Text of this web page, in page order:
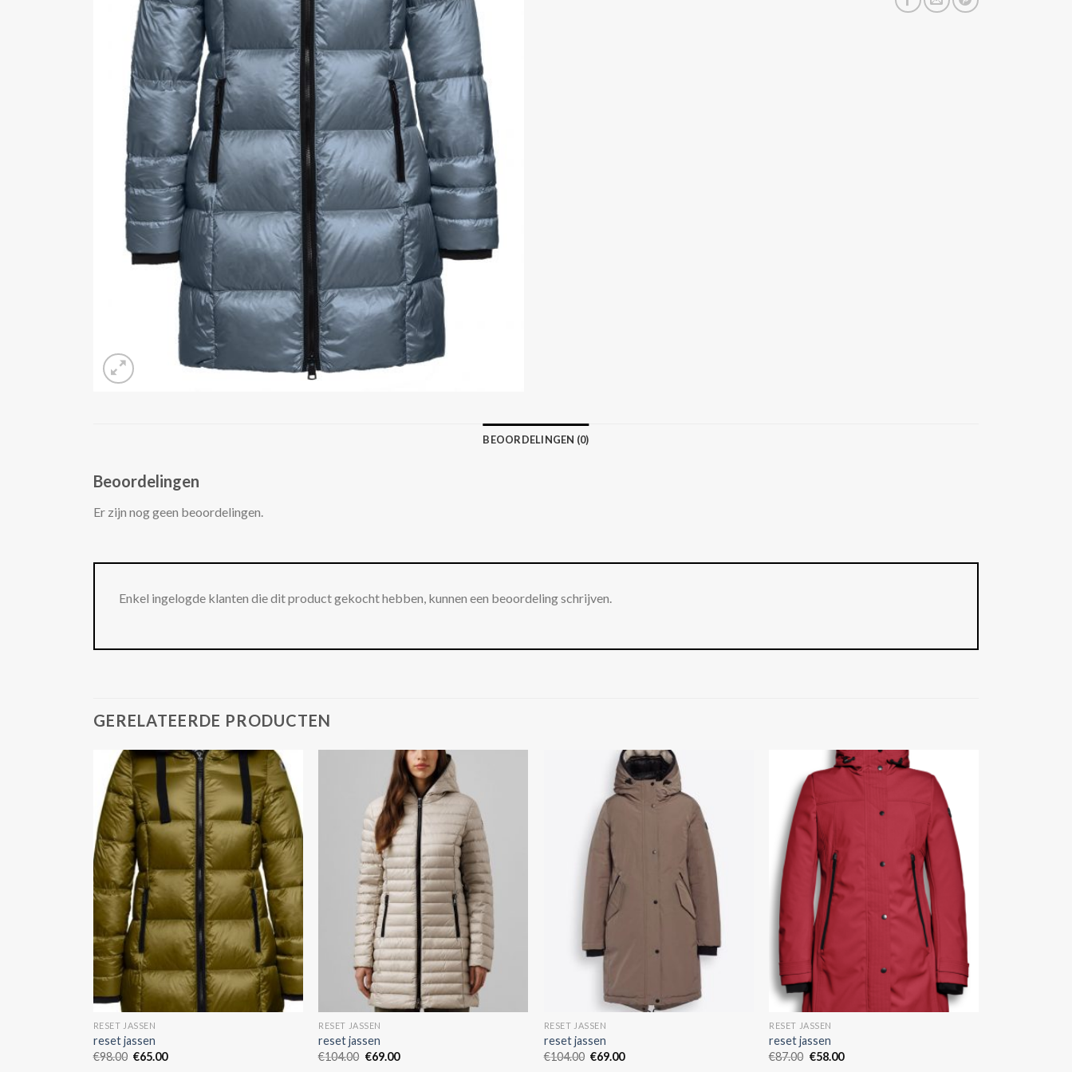
BEOORDELINGEN (0)
Beoordelingen
Er zijn nog geen beoordelingen.
Enkel ingelogde klanten die dit product gekocht hebben, kunnen een beoordeling schrijven.
GERELATEERDE PRODUCTEN
RESET JASSEN
reset jassen
€98.00 €65.00
RESET JASSEN
reset jassen
€104.00 €69.00
RESET JASSEN
reset jassen
€104.00 €69.00
RESET JASSEN
reset jassen
€87.00 €58.00